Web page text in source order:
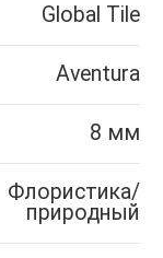
Global Tile
Aventura
8 мм
Флористика/
природный